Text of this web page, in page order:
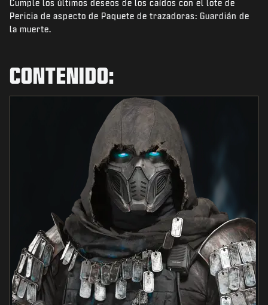
NOTICIAS
TIENDA
ATENCIÓN AL CLIENTE
| REGISTRARSE
Cumple los últimos deseos de los caídos con el lote de
Pericia de aspecto de Paquete de trazadoras: Guardián de
la muerte.
CONTENIDO: